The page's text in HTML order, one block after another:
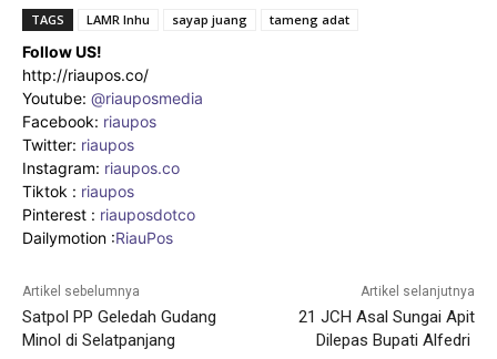
TAGS LAMR Inhu sayap juang tameng adat
Follow US!
http://riaupos.co/
Youtube: @riauposmedia
Facebook: riaupos
Twitter: riaupos
Instagram: riaupos.co
Tiktok : riaupos
Pinterest : riauposdotco
Dailymotion :RiauPos
Artikel sebelumnya
Satpol PP Geledah Gudang
Minol di Selatpanjang
Artikel selanjutnya
21 JCH Asal Sungai Apit
Dilepas Bupati Alfedri